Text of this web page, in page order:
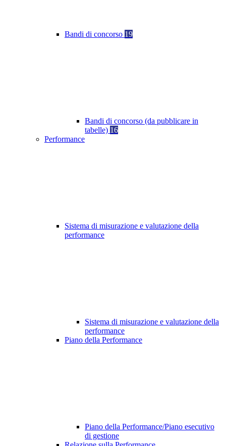
Bandi di concorso 19
Bandi di concorso (da pubblicare in
tabelle) 16
Performance
Sistema di misurazione e valutazione della
performance
Sistema di misurazione e valutazione della
performance
Piano della Performance
Piano della Performance/Piano esecutivo
di gestione